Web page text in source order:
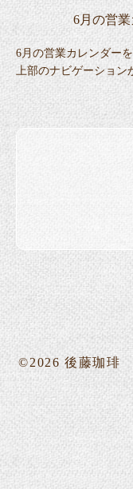
6月の営
6月の営業カレンダー
上部のナビゲーション
©2026後藤珈琲